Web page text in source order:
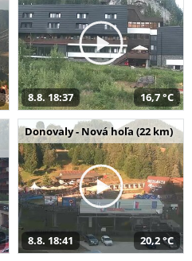
8.8. 18:37 16,7 °C
Donovaly - Nová hoľa (22 km)
8.8. 18:41 20,2 °C